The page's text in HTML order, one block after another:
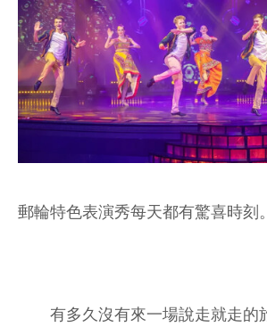
郵輪特色表演秀每天都有驚喜時刻
有多久沒有來一場說走就走的